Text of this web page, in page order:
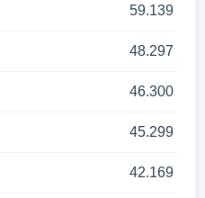
59.139
48.297
46.300
45.299
42.169